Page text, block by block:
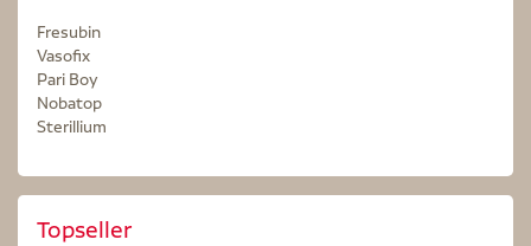
Fresubin
Vasofix
Pari Boy
Nobatop
Sterillium
Topseller